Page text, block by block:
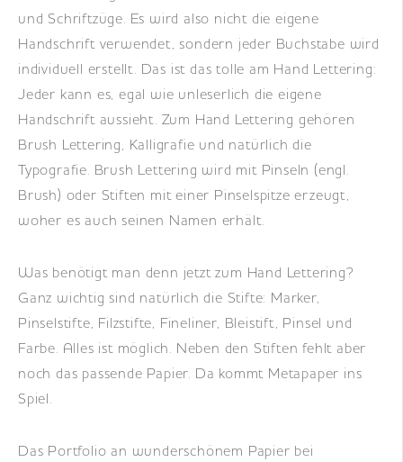
und Schriftzüge. Es wird also nicht die eigene
Handschrift verwendet, sondern jeder Buchstabe wird
individuell erstellt. Das ist das tolle am Hand Lettering:
Jeder kann es, egal wie unleserlich die eigene
Handschrift aussieht. Zum Hand Lettering gehören
Brush Lettering, Kalligrafie und natürlich die
Typografie. Brush Lettering wird mit Pinseln (engl.
Brush) oder Stiften mit einer Pinselspitze erzeugt,
woher es auch seinen Namen erhält.
Was benötigt man denn jetzt zum Hand Lettering?
Ganz wichtig sind natürlich die Stifte: Marker,
Pinselstifte, Filzstifte, Fineliner, Bleistift, Pinsel und
Farbe. Alles ist möglich. Neben den Stiften fehlt aber
noch das passende Papier. Da kommt Metapaper ins
Spiel.
Das Portfolio an wunderschönem Papier bei